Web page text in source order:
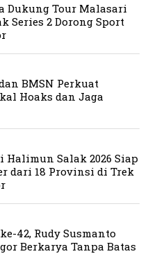
Dukung Tour Malasari
Series 2 Dorong Sport
BMSN Perkuat
Hoaks dan Jaga
Halimun Salak 2026 Siap
dari 18 Provinsi di Trek
42, Rudy Susmanto
Berkarya Tanpa Batas